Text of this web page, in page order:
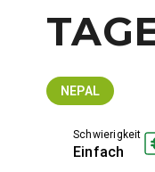
NEPAL
Schwierigkeit
Einfach